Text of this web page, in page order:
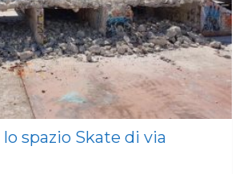
spazio Skate di via